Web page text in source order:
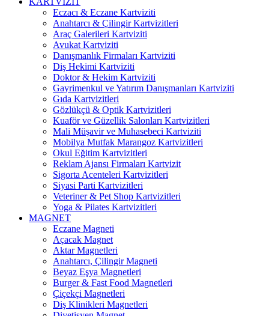
Eczacı & Eczane Kartviziti
Anahtarcı & Çilingir Kartvizitleri
Araç Galerileri Kartviziti
Avukat Kartviziti
Danışmanlık Firmaları Kartviziti
Diş Hekimi Kartviziti
Doktor & Hekim Kartviziti
Gayrimenkul ve Yatırım Danışmanları Kartviziti
Gıda Kartvizitleri
Gözlükçü & Optik Kartvizitleri
Kuaför ve Güzellik Salonları Kartvizitleri
Mali Müşavir ve Muhasebeci Kartviziti
Mobilya Mutfak Marangoz Kartvizitleri
Okul Eğitim Kartvizitleri
Reklam Ajansı Firmaları Kartvizit
Sigorta Acenteleri Kartvizitleri
Siyasi Parti Kartvizitleri
Veteriner & Pet Shop Kartvizitleri
Yoga & Pilates Kartvizitleri
MAGNET
Eczane Magneti
Açacak Magnet
Aktar Magnetleri
Anahtarcı, Çilingir Magneti
Beyaz Eşya Magnetleri
Burger & Fast Food Magnetleri
Çiçekçi Magnetleri
Diş Klinikleri Magnetleri